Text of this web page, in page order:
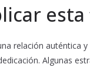
relación auténtica
Algunas